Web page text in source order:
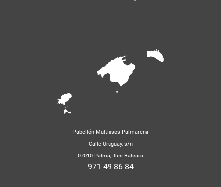
Pabellón Multiusos Palmarena
Calle Uruguay, s/n
07010 Palma, Illes Balears
971 49 86 84